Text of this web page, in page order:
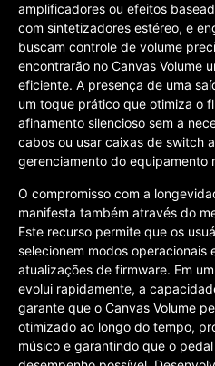
amplificadores ou efeitos
com sintetizadores estéreo, e
buscam controle de volume
encontrarão no Canvas Volume
eficiente. A presença de uma
um toque prático que otimiza o
afinamento silencioso sem a
cabos ou usar caixas de switch
gerenciamento do equipamento
O compromisso com a
manifesta também através do
Este recurso permite que os
selecionem modos operacionais
atualizações de firmware. Em
evolui rapidamente, a
garante que o Canvas Volume
otimizado ao longo do tempo,
músico e garantindo que o